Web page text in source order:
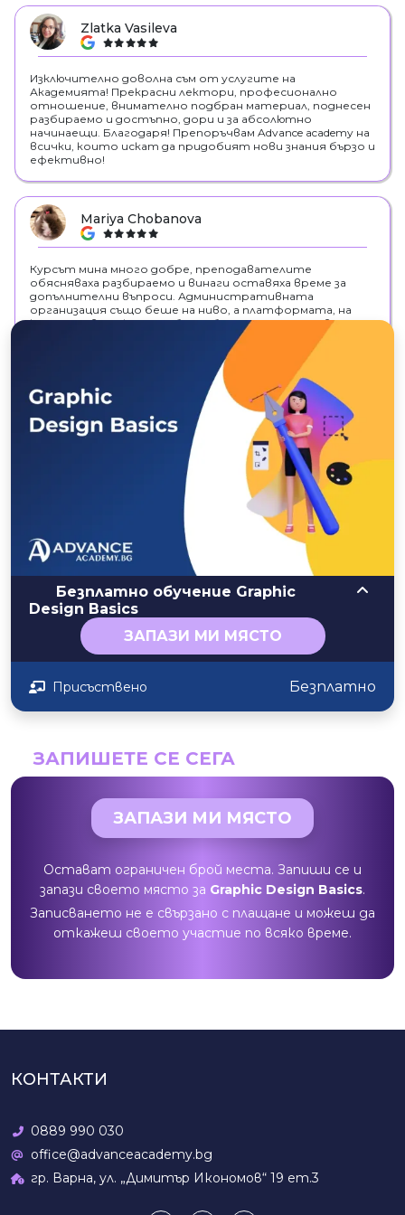
Безплатно обучение Graphic
Design Basics
ЗАПАЗИ МИ МЯСТО
Присъствено Безплатно
Zlatka Vasileva
google
Изключително доволна съм от услугите на
Академията! Прекрасни лектори, професионално
отношение, внимателно подбран материал, поднесен
разбираемо и достъпно, дори и за абсолютно
начинаещи. Благодаря! Препоръчвам Advance academy на
всички, които искат да придобият нови знания бързо и
ефективно!
Mariya Chobanova
google
Курсът мина много добре, преподавателите
обясняваха разбираемо и винаги оставяха време за
допълнителни въпроси. Административната
организация също беше на ниво, а платформата, на
която се води курса работи безупречно. Дори вече
харесах още един курс, който бих изкарала. Благодаря!
Ivelina Dimitrova Geneva
Харесва ми че лекциите са добре структурирани,
последователни. Припомням си стари неща от
университета, но и навлизам в ново разбиране и
ориентиране към днешна дата. Имам нужда да обогатя
знанията си и със сигурност наученото тук би ми
помогнало в новите идеи като база за избор и
прилагане на маркетингови стратегии. Благодаря!
ЗАПИШЕТЕ СЕ СЕГА
ЗАПАЗИ МИ МЯСТО
Остават ограничен брой места. Запиши се и
запази своето място за Graphic Design Basics.
Записването не е свързано с плащане и можеш да
откажеш своето участие по всяко време.
КОНТАКТИ
0889 990 030
office@advanceacademy.bg
гр. Варна, ул. „Димитър Икономов“ 19 ет.3